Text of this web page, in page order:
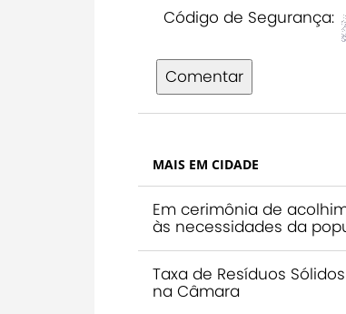
Código de Segurança:
Comentar
MAIS EM CIDADE
Em cerimônia de
às necessidades da
Taxa de Resíduos
na Câmara